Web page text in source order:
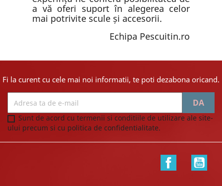
a vă oferi suport în alegerea celor
mai potrivite scule și accesorii.
Echipa Pescuitin.ro
Fi la curent cu cele mai noi informatii, te poti dezabona oricand.
Sunt de acord cu termenii si conditiile de utilizare ale site-
ului precum si cu politica de confidentialitate.
Facebook